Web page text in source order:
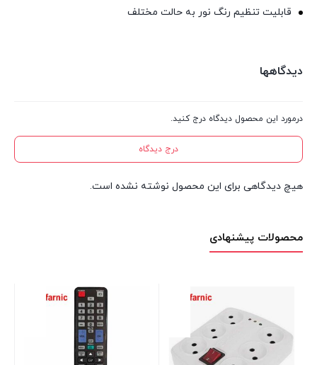
قابلیت تنظیم رنگ نور به حالت مختلف
دیدگاهها
درمورد این محصول دیدگاه درج کنید.
درج دیدگاه
هیچ دیدگاهی برای این محصول نوشته نشده است.
محصولات پیشنهادی